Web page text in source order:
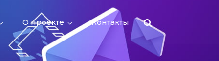
О проекте Контакты